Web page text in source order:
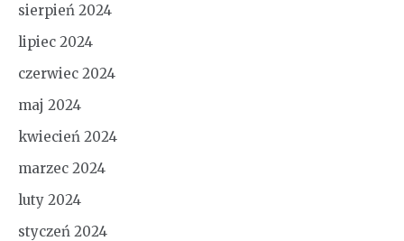
sierpień 2024
lipiec 2024
czerwiec 2024
maj 2024
kwiecień 2024
marzec 2024
luty 2024
styczeń 2024